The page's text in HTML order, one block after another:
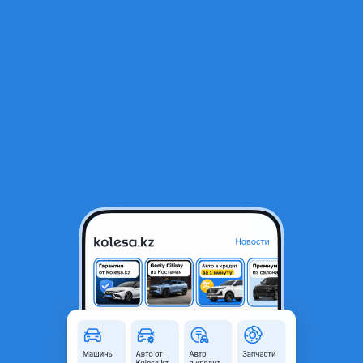
Амортизаторы на автомобили Hyundai
Темиртау, Карагандинская